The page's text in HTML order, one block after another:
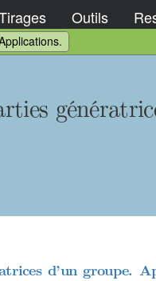
Outils
d’un groupe.